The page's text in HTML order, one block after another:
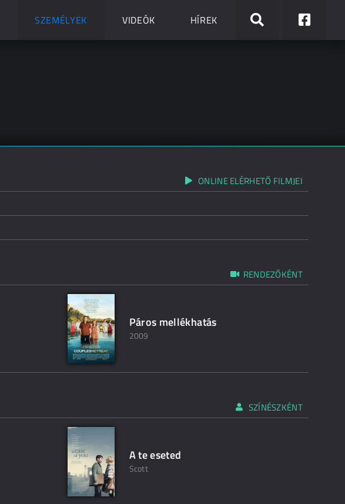
SZEMÉLYEK VIDEÓK HÍREK
ONLINE ELÉRHETŐ FILMJEI
RENDEZŐKÉNT
Páros mellékhatás
2009
SZÍNÉSZKÉNT
A te eseted
Scott